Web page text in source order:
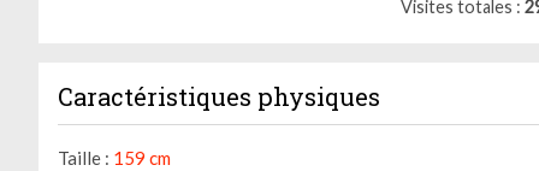
Visites totales
Caractéristiques physiques
Taille : 159 cm